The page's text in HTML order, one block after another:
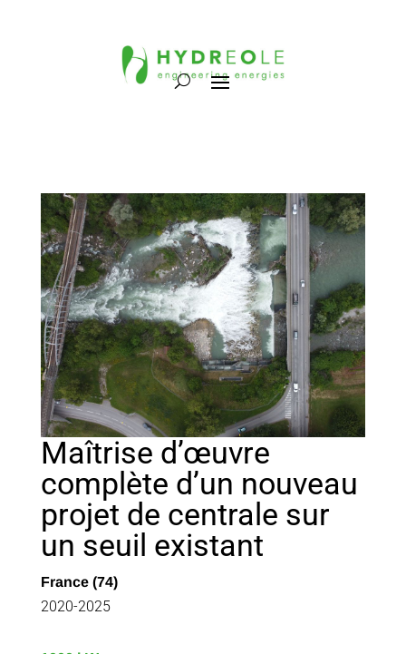
Maîtrise d’œuvre
complète d’un nouveau
projet de centrale sur
un seuil existant
France (74)
2020-2025